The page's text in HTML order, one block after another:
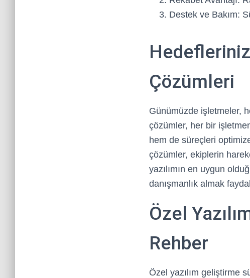
Destek ve Bakım:
Çözümleri
Günümüzde işletmeler,
çözümler, her bir
hem de süreçleri
çözümler, ekiplerin
yazılımın en uygun
danışmanlık almak
Özel
Rehber
Özel yazılım geliştirme